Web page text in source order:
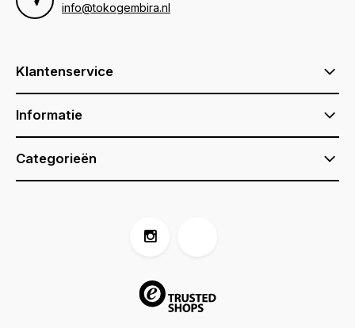
info@tokogembira.nl
Klantenservice
Informatie
Categorieën